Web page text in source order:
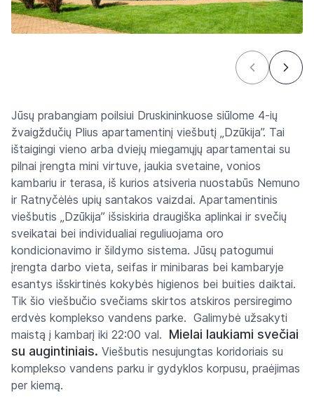
Jūsų prabangiam poilsiui Druskininkuose siūlome 4-ių
žvaigždučių Plius apartamentinį viešbutį „Dzūkija”. Tai
ištaigingi vieno arba dviejų miegamųjų apartamentai su
pilnai įrengta mini virtuve, jaukia svetaine, vonios
kambariu ir terasa, iš kurios atsiveria nuostabūs Nemuno
ir Ratnyčėlės upių santakos vaizdai. Apartamentinis
viešbutis „Dzūkija” išsiskiria draugiška aplinkai ir svečių
sveikatai bei individualiai reguliuojama oro
kondicionavimo ir šildymo sistema. Jūsų patogumui
įrengta darbo vieta, seifas ir minibaras bei kambaryje
esantys išskirtinės kokybės higienos bei buities daiktai.
Tik šio viešbučio svečiams skirtos atskiros persiregimo
erdvės komplekso vandens parke. Galimybė užsakyti
maistą į kambarį iki 22:00 val. Mielai laukiami svečiai
su augintiniais. Viešbutis nesujungtas koridoriais su
komplekso vandens parku ir gydyklos korpusu, praėjimas
per kiemą.